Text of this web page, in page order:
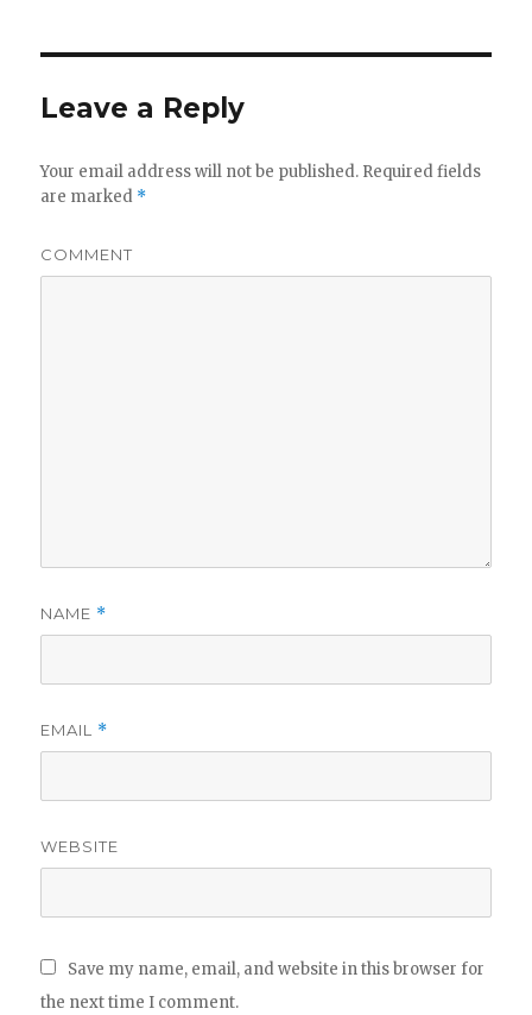
Leave a Reply
Your email address will not be published. Required fields
are marked *
COMMENT
NAME *
EMAIL *
WEBSITE
Save my name, email, and website in this browser for
the next time I comment.